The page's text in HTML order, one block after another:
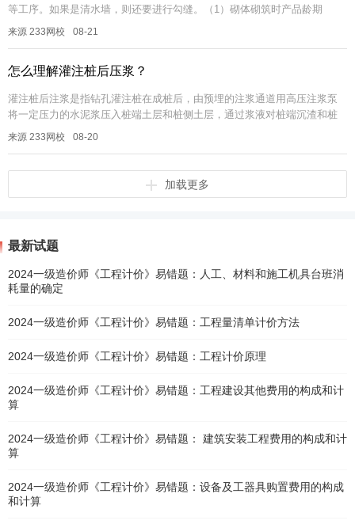
等工序。如果是清水墙，则还要进行勾缝。（1）砌体砌筑时产品龄期
≥28d。（2）有冻胀环境和条件的地区，地面以下或防潮层以下的砌体，不
来源 233网校 08-21
怎么理解灌注桩后压浆？
灌注桩后注浆是指钻孔灌注桩在成桩后，由预埋的注浆通道用高压注浆泵
将一定压力的水泥浆压入桩端土层和桩侧土层，通过浆液对桩端沉渣和桩
端持力层及桩周泥皮起到渗透、填充、压密、劈裂、固结等作用来增强桩
来源 233网校 08-20
加载更多
最新试题
2024一级造价师《工程计价》易错题：人工、材料和施工机具台班消
耗量的确定
2024一级造价师《工程计价》易错题：工程量清单计价方法
2024一级造价师《工程计价》易错题：工程计价原理
2024一级造价师《工程计价》易错题：工程建设其他费用的构成和计
算
2024一级造价师《工程计价》易错题： 建筑安装工程费用的构成和计
算
2024一级造价师《工程计价》易错题：设备及工器具购置费用的构成
和计算